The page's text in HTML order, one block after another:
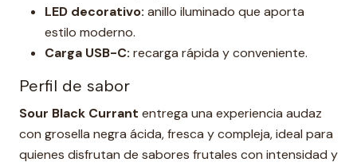
LED decorativo: anillo iluminado que aporta
estilo moderno.
Carga USB-C: recarga rápida y conveniente.
Perfil de sabor
Sour Black Currant entrega una experiencia audaz
con grosella negra ácida, fresca y compleja, ideal para
quienes disfrutan de sabores frutales con intensidad y